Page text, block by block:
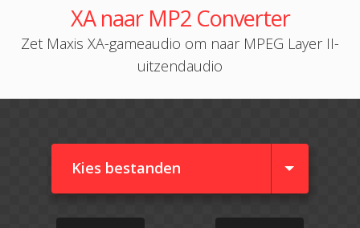
XA naar MP2 Converter
Zet Maxis XA-gameaudio om naar MPEG Layer II-
uitzendaudio
Kies bestanden